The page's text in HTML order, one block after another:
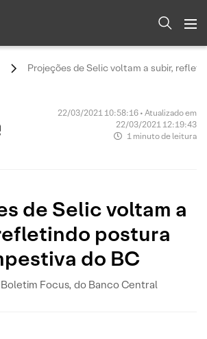
Projeções de Selic voltam a subir,
22/03/2021 10:58:16 • Atualizado em
22/03/2021 12:19:43
1 minuto de leitura
de Selic voltam a
postura
do BC
Focus, do Banco Central